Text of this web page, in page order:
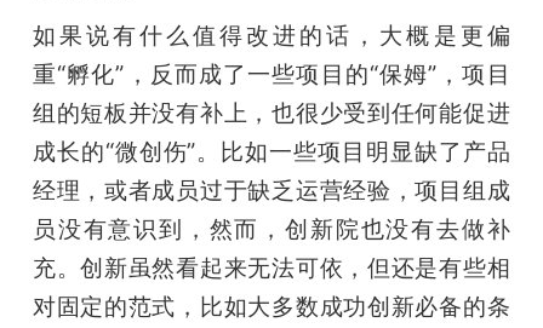
如果说有什么值得改进的话，大概是更偏
重“孵化”，反而成了一些项目的“保姆”，项目
组的短板并没有补上，也很少受到任何能促进
成长的“微创伤”。比如一些项目明显缺了产品
经理，或者成员过于缺乏运营经验，项目组成
员没有意识到，然而，创新院也没有去做补
充。创新虽然看起来无法可依，但还是有些相
对固定的范式，比如大多数成功创新必备的条